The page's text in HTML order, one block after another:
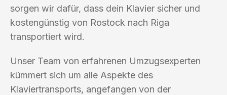
sorgen wir dafür, dass dein Klavier sicher und
kostengünstig von Rostock nach Riga
transportiert wird.
Unser Team von erfahrenen Umzugsexperten
kümmert sich um alle Aspekte des
Klaviertransports, angefangen von der